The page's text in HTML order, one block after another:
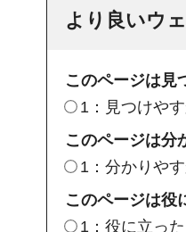
より良いウ
このページは見
1：見つけや
このページは分
1：分かりや
このページは役
1：役に立った